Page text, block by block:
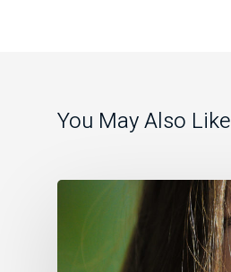
You May Also Like